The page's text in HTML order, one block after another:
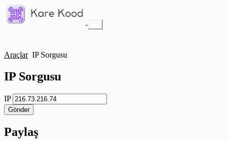
Araçlar IP Sorgusu
IP Sorgusu
IP
Gönder
Paylaş